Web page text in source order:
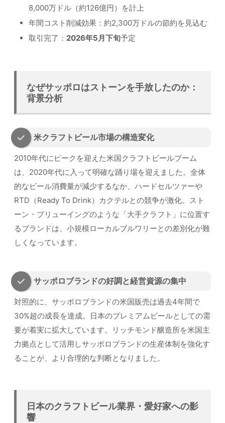
8,000万ドル（約126億円）を計上
年間コスト削減効果：約2,300万ドルの節約を見込む
取引完了： 2026年5月下旬予定
なぜサッポロはストーンを手放したのか：
背景分析
米クラフトビール市場の構造変化
2010年代にピークを迎えた米国クラフトビールブーム
は、2020年代に入って明確な踊り場を迎えました。全体
的なビール消費量が減少するなか、ハードセルツァーや
RTD（Ready To Drink）カクテルとの競争が激化。スト
ーン・ブリューイングのような「大手クラフト」に位置す
るブランドは、小規模ローカルブルワリーとの差別化が難
しくなっています。
サッポロブランドの好調と経営資源の集中
対照的に、サッポロブランドの米国販売は過去4年間で
30%超の成長を達成。日本のプレミアムビールとしての需
要が着実に拡大しています。リッチモンド醸造所を米国主
力拠点として活用しサッポロブランドの生産体制を強化す
ることが、より合理的な判断となりました。
日本のクラフトビール業界・愛好家への影
響